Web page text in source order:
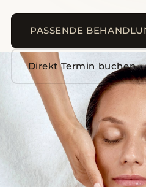
PASSENDE
Direkt Termin buchen